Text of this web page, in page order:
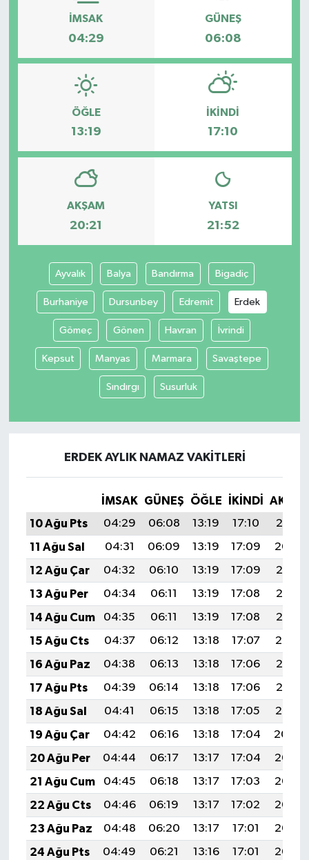
İMSAK
04:29
GÜNEŞ
06:08
ÖĞLE
13:19
İKINDI
17:10
AKŞAM
20:21
YATSI
21:52
Ayvalık Balya Bandırma Bigadiç
Burhaniye Dursunbey Edremit Erdek
Gömeç Gönen Havran İvrindi
Kepsut Manyas Marmara Savaştepe
Sındırgı Susurluk
ERDEK AYLIK NAMAZ VAKITLERI
İMSAK GÜNEŞ ÖĞLE İKINDI
10 Ağu Pts
04:29 06:08 13:19 17:10
20:21
11 Ağu Sal
04:31 06:09 13:19 17:09
20:20
12 Ağu Çar
04:32 06:10 13:19 17:09
20:18
13 Ağu Per
04:34 06:11 13:19 17:08
20:17
14 Ağu Cum
04:35 06:11 13:19 17:08
20:16
15 Ağu Cts
04:37 06:12 13:18 17:07
20:14
16 Ağu Paz
04:38 06:13 13:18 17:06
20:13
17 Ağu Pts
04:39 06:14 13:18 17:06
20:12
18 Ağu Sal
04:41 06:15 13:18 17:05
20:10
19 Ağu Çar
04:42 06:16 13:18 17:04
20:09
20 Ağu Per
04:44 06:17 13:17 17:04
20:07
21 Ağu Cum
04:45 06:18 13:17 17:03
20:06
22 Ağu Cts
04:46 06:19 13:17 17:02
20:05
23 Ağu Paz
04:48 06:20 13:17 17:01
20:03
24 Ağu Pts
04:49 06:21 13:16 17:01
20:02